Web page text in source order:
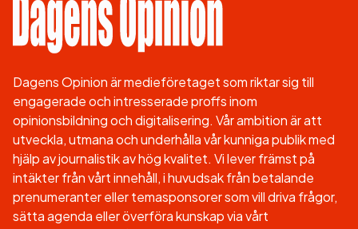
Dagens Opinion är medieföretaget som riktar sig till
engagerade och intresserade proffs inom
opinionsbildning och digitalisering. Vår ambition är att
utveckla, utmana och underhålla vår kunniga publik med
hjälp av journalistik av hög kvalitet. Vi lever främst på
intäkter från vårt innehåll, i huvudsak från betalande
prenumeranter eller temasponsorer som vill driva frågor,
sätta agenda eller överföra kunskap via vårt